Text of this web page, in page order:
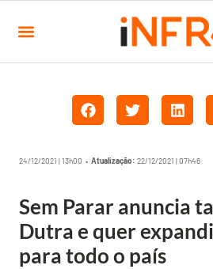
24/12/2021 | 13h00 • Atualização: 22/12/2021 | 07h46
Sem Parar anuncia
Dutra e quer
para todo o país